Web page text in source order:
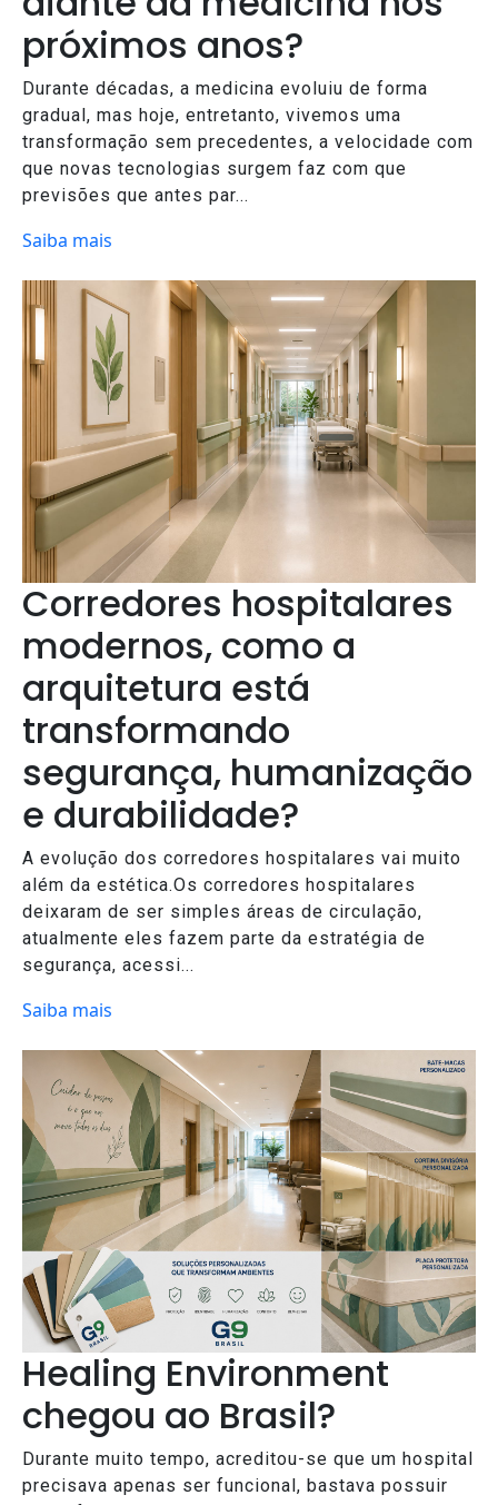
próximos anos?
Durante décadas, a medicina evoluiu de forma
gradual, mas hoje, entretanto, vivemos uma
transformação sem precedentes, a velocidade com
que novas tecnologias surgem faz com que
previsões que antes par...
Saiba mais
Corredores hospitalares
modernos, como a
arquitetura está
transformando
segurança, humanização
e durabilidade?
A evolução dos corredores hospitalares vai muito
além da estética.Os corredores hospitalares
deixaram de ser simples áreas de circulação,
atualmente eles fazem parte da estratégia de
segurança, acessi...
Saiba mais
Healing Environment
chegou ao Brasil?
Durante muito tempo, acreditou-se que um hospital
precisava apenas ser funcional, bastava possuir